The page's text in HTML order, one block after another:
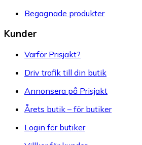
Begagnade produkter
Kunder
Varför Prisjakt?
Driv trafik till din butik
Annonsera på Prisjakt
Årets butik – för butiker
Login för butiker